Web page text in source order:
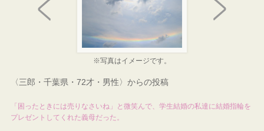
※写真はイメージです。
〈三郎・千葉県・72才・男性〉からの投稿
「困ったときには売りなさいね」と微笑んで、学生結婚の私達に結婚指輪を
プレゼントしてくれた義母だった。